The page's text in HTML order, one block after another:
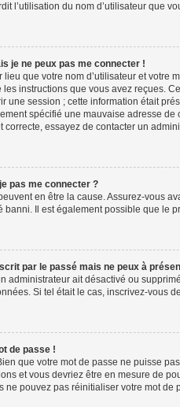
l’utilisation du nom d’utilisateur que
je ne peux pas me connecter !
lieu que votre nom d’utilisateur et votre
les instructions que vous avez reçues.
une session ; cette information était
spécifié une mauvaise adresse
correcte, essayez de contacter un
pas me connecter ?
en être la cause. Assurez-vous
banni. Il est également possible que le
par le passé mais ne peux à
administrateur ait désactivé ou
Si tel était le cas, inscrivez-vous
de passe !
que votre mot de passe ne puisse
et vous devriez être en mesure de
ne pouvez pas réinitialiser votre mot